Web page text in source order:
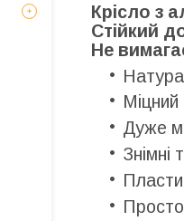
Крісло з
Стійкий
Не
Міцний
Дуже
Знімні